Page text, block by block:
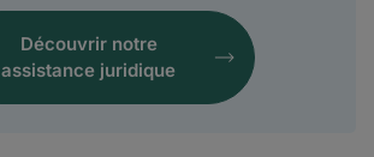
Découvrir notre
assistance juridique